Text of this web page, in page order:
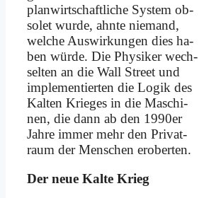
planwirt­schaftliche Sy­stem ob­
so­let wur­de, ahn­te nie­mand,
wel­che Aus­wir­kun­gen dies ha­
ben wür­de. Die Phy­si­ker wech­
sel­ten an die Wall Street und
im­ple­men­tier­ten die Lo­gik des
Kal­ten Krie­ges in die Ma­schi­
nen, die dann ab den 1990er
Jah­re im­mer mehr den Pri­vat­
raum der Men­schen er­ober­ten.
Der neue Kal­te Krieg